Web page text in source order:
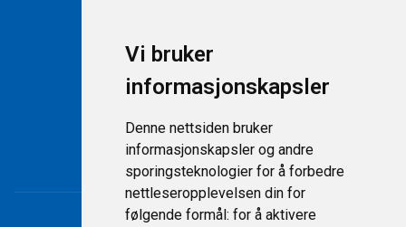
Vi bruker
informasjonskapsler
Denne nettsiden bruker
informasjonskapsler og andre
sporingsteknologier for å forbedre
nettleseropplevelsen din for
følgende formål: for å aktivere
Nye snøscootere
Support
Kontakt
Personvernerklæring